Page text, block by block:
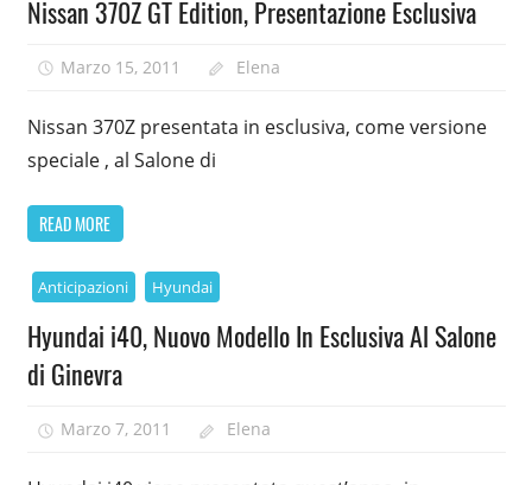
Nissan 370Z GT Edition, Presentazione Esclusiva
Marzo 15, 2011 Elena
Nissan 370Z presentata in esclusiva, come versione
speciale , al Salone di
READ MORE
Anticipazioni Hyundai
Hyundai i40, Nuovo Modello In Esclusiva Al Salone
di Ginevra
Marzo 7, 2011 Elena